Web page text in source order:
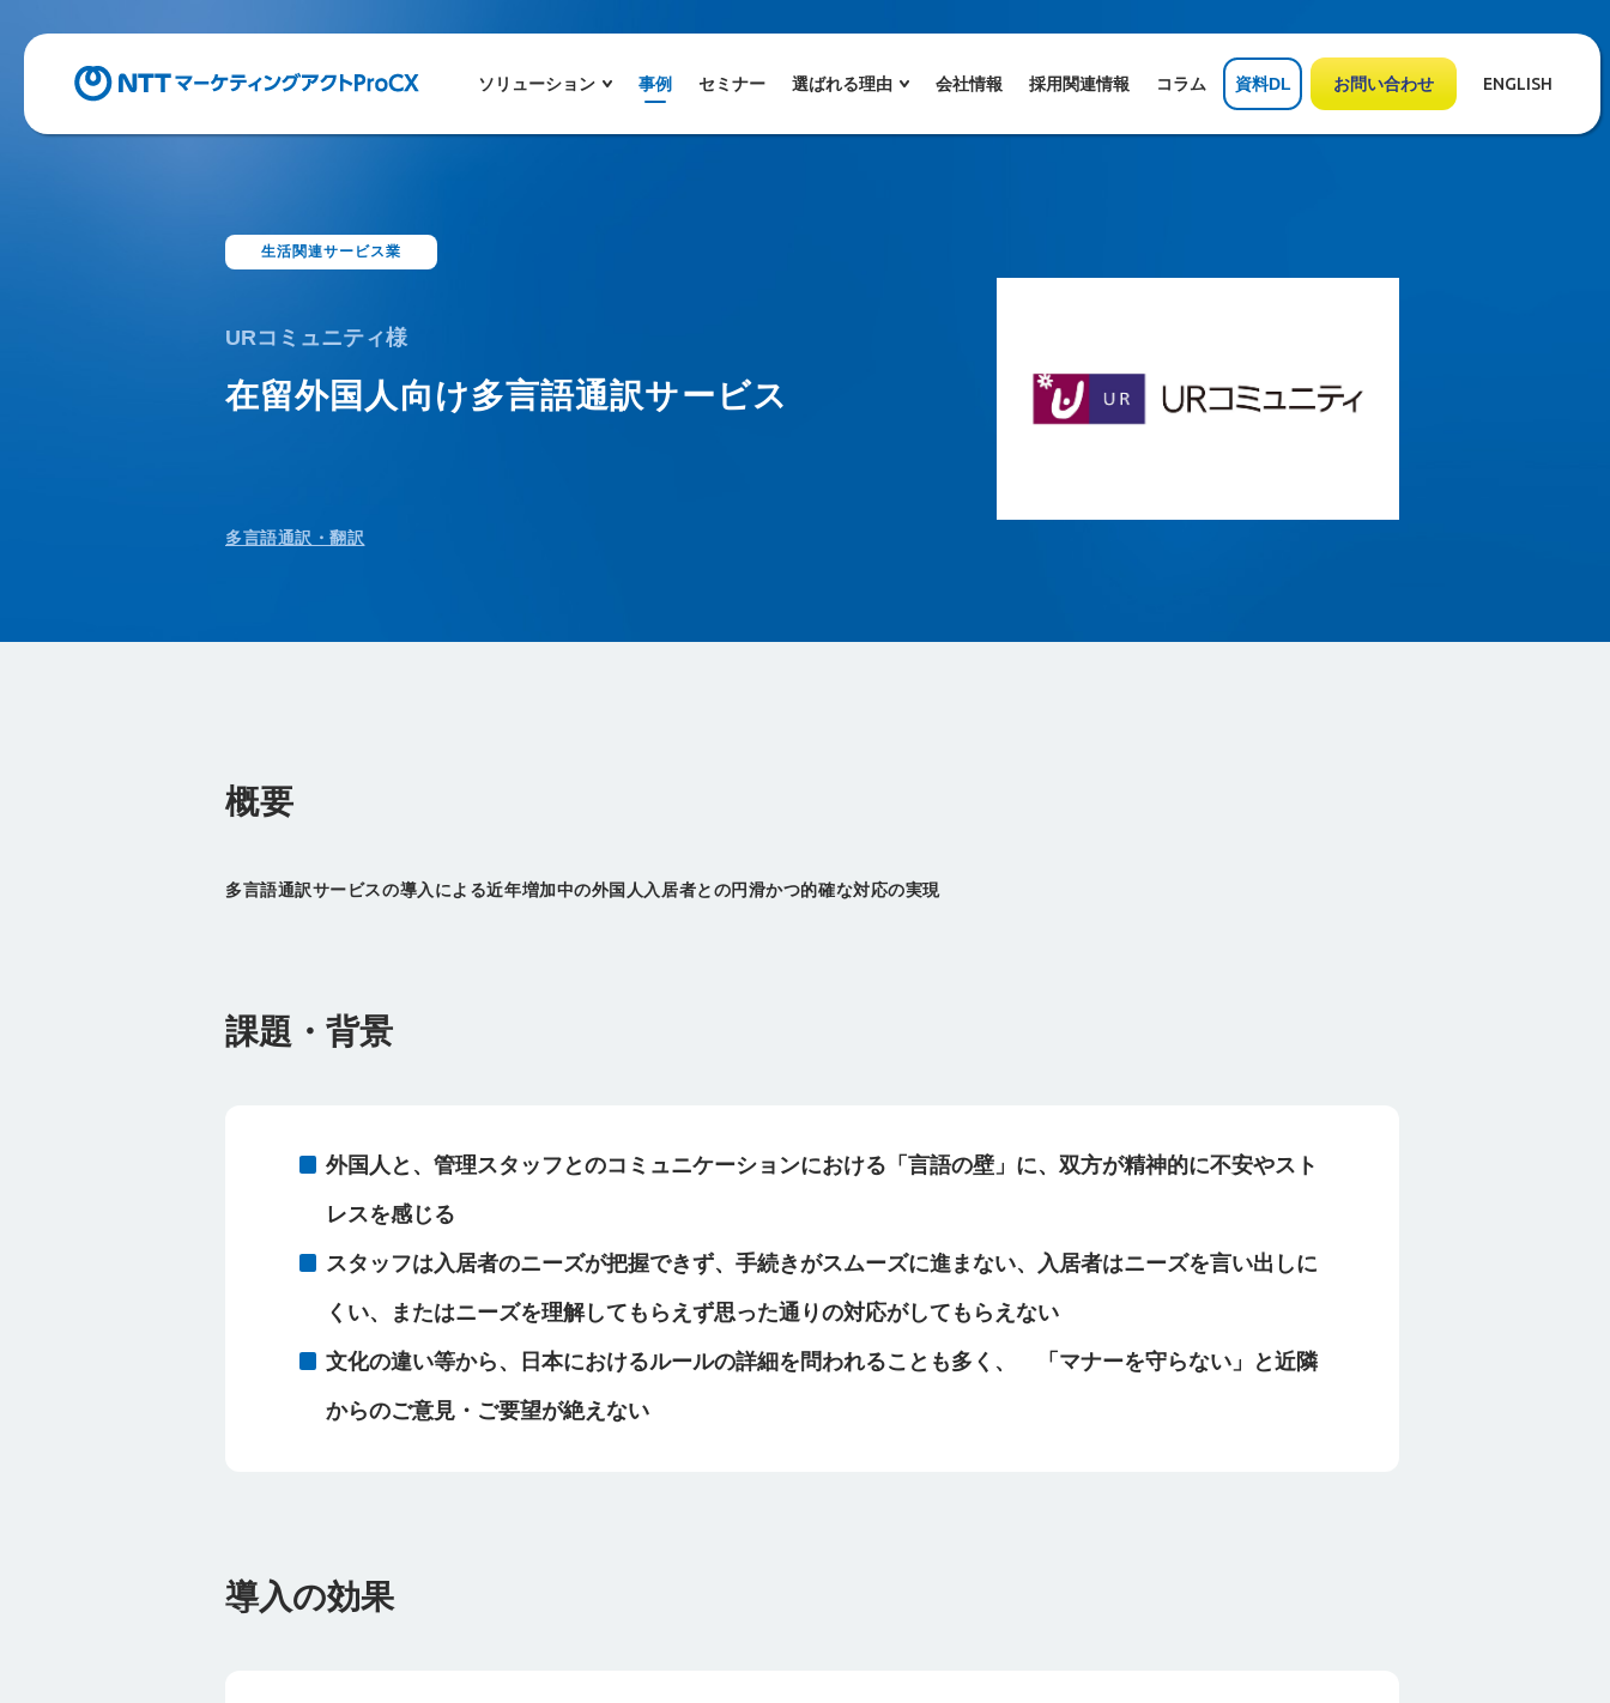
ソリューション 事例 セミナー 選ばれる理由 会社情報 採用関連情報 コラム 資料DL お問い合わせ ENGLISH
生活関連サービス業
URコミュニティ様
在留外国人向け多言語通訳サービス
多言語通訳・翻訳
概要
多言語通訳サービスの導入による近年増加中の外国人入居者との円滑かつ的確な対応の実現
課題・背景
外国人と、管理スタッフとのコミュニケーションにおける「言語の壁」に、双方が精神的に不安やスト
レスを感じる
スタッフは入居者のニーズが把握できず、手続きがスムーズに進まない、入居者はニーズを言い出しに
くい、またはニーズを理解してもらえず思った通りの対応がしてもらえない
文化の違い等から、日本におけるルールの詳細を問われることも多く、 「マナーを守らない」と近隣
からのご意見・ご要望が絶えない
導入の効果